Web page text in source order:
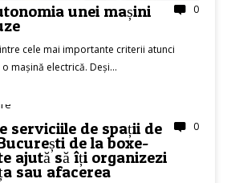
0
unei mașini
cele mai importante criterii atunci
mașină electrică. Deși...
0
serviciile de spații de
de la boxe-
ajută să îți organizezi
sau afacerea